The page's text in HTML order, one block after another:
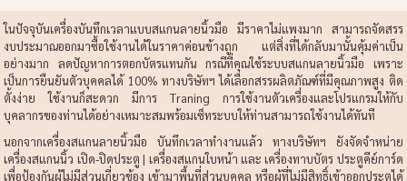
ในปัจจุบันเครื่องบันทึกเวลาแบบสแกนลายนิ้วมือ มีราคาไม่แพงมาก สามารถจัดสรร
งบประมาณออกมาซื้อใช้งานได้ในราคาค่อนข้างถูก แต่สิ่งที่ได้กลับมานั้นคุ้มค่าเป็น
อย่างมาก ลดปัญหาการตอกบัตรแทนกัน กรณีที่คุณใช้ระบบสแกนลายนิ้วมือ เพราะ
เป็นการยืนยันตัวบุคคลได้ 100% ทางบริษัทฯ ได้เลือกสรรผลิตภัณฑ์ที่มีคุณภาพสูง ติด
ตั้งง่าย ใช้งานก็สะดวก มีการ Traning การใช้งานตัวเครื่องและโปรแกรมให้กับ
บุคลากรของท่านได้อย่างเหมาะสมพร้อมเซ็ทระบบให้ท่านสามารถใช้งานได้ทันที
นอกจากเครื่องสแกนลายนิ้วมือ บันทึกเวลาทำงานแล้ว ทางบริษัทฯ ยังจัดจำหน่าย
เครื่องสแกนนิ้ว เปิด-ปิดประตู | เครื่องสแกนใบหน้า และ เครื่องทาบบัตร ประตูคีย์การ์ด
เพื่อป้องกันผู้ไม่มีส่วนเกี่ยวข้อง เข้ามาพื้นที่ส่วนบุคคล หรือผู้ที่ไม่มีสิทธิ์เข้าออกประตูได้